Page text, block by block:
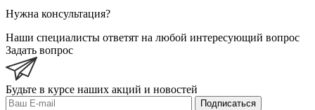
Нужна консультация?
Наши специалисты ответят на любой интересующий вопрос
Задать вопрос
Будьте в курсе наших акций и новостей
Подписаться